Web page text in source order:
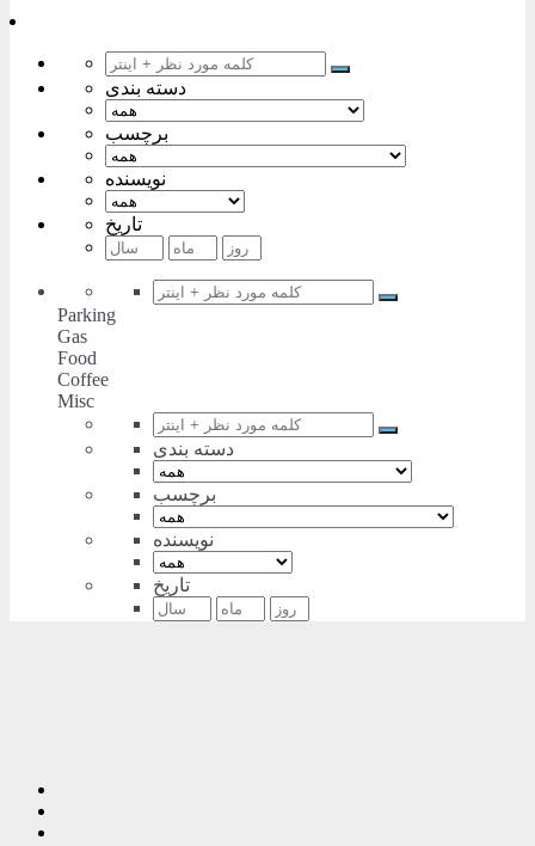
دسته بندی
برچسب
نویسنده
تاریخ
Parking
Gas
Food
Coffee
Misc
دسته بندی
برچسب
نویسنده
تاریخ